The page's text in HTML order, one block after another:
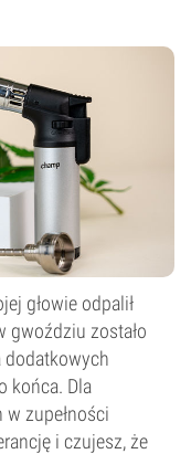
głowie odpalił
gwoździu zostało
dodatkowych
końca. Dla
zupełności
i czujesz, że